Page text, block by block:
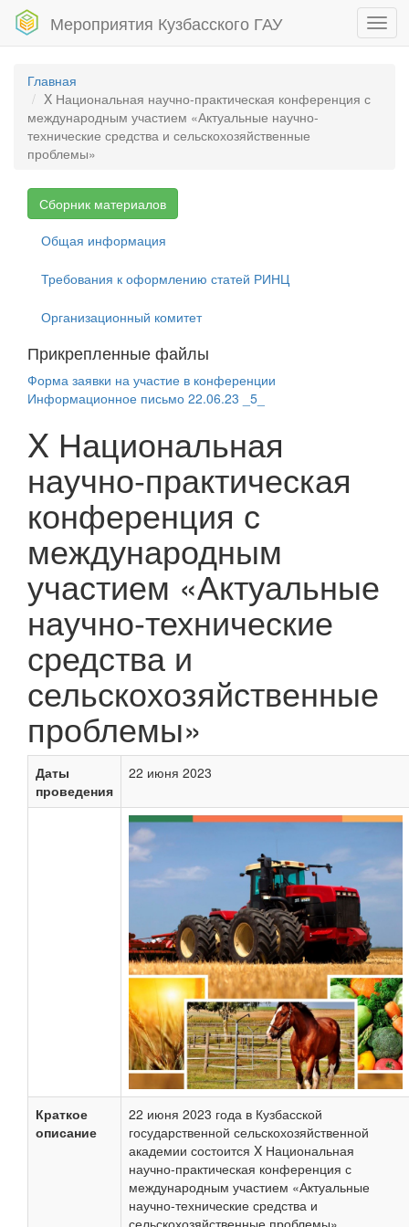
Мероприятия Кузбасского ГАУ
Главная
X Национальная научно-практическая конференция с
международным участием «Актуальные научно-
технические средства и сельскохозяйственные
проблемы»
Сборник материалов
Общая информация
Требования к оформлению статей РИНЦ
Организационный комитет
Прикрепленные файлы
Форма заявки на участие в конференции
Информационное письмо 22.06.23 _5_
X Национальная
научно-практическая
конференция с
международным
участием «Актуальные
научно-технические
средства и
сельскохозяйственные
проблемы»
Даты
проведения
22 июня 2023
Краткое
описание
22 июня 2023 года в Кузбасской
государственной сельскохозяйственной
академии состоится X Национальная
научно-практическая конференция с
международным участием «Актуальные
научно-технические средства и
сельскохозяйственные проблемы».